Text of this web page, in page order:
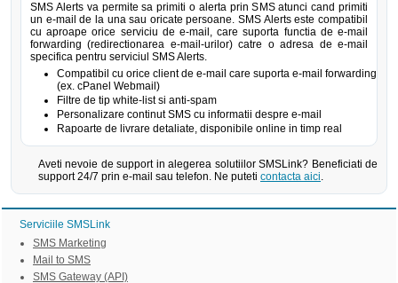
SMS Alerts va permite sa primiti o alerta prin SMS atunci cand primiti
un e-mail de la una sau oricate persoane. SMS Alerts este compatibil
cu aproape orice serviciu de e-mail, care suporta functia de e-mail
forwarding (redirectionarea e-mail-urilor) catre o adresa de e-mail
specifica pentru serviciul SMS Alerts.
Compatibil cu orice client de e-mail care suporta e-mail forwarding
(ex. cPanel Webmail)
Filtre de tip white-list si anti-spam
Personalizare continut SMS cu informatii despre e-mail
Rapoarte de livrare detaliate, disponibile online in timp real
Aveti nevoie de support in alegerea solutiilor SMSLink? Beneficiati de
support 24/7 prin e-mail sau telefon. Ne puteti contacta aici.
Serviciile SMSLink
SMS Marketing
Mail to SMS
SMS Gateway (API)